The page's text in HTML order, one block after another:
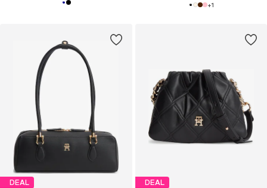
+1
DEAL DEAL